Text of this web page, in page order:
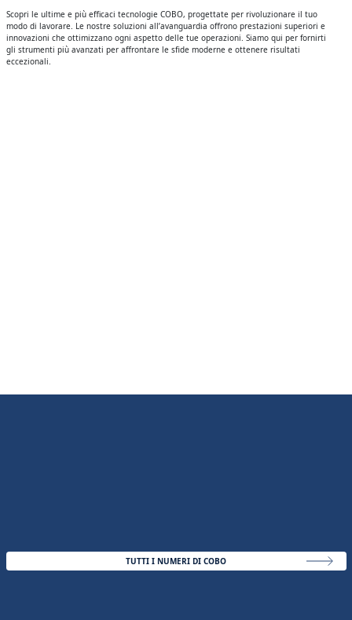
Scopri le ultime e più efficaci tecnologie COBO, progettate per rivoluzionare il tuo
modo di lavorare. Le nostre soluzioni all’avanguardia offrono prestazioni superiori e
innovazioni che ottimizzano ogni aspetto delle tue operazioni. Siamo qui per fornirti
gli strumenti più avanzati per affrontare le sfide moderne e ottenere risultati
eccezionali.
TUTTI I NUMERI DI COBO